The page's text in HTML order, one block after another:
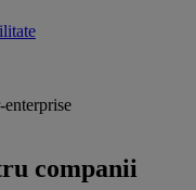
companii